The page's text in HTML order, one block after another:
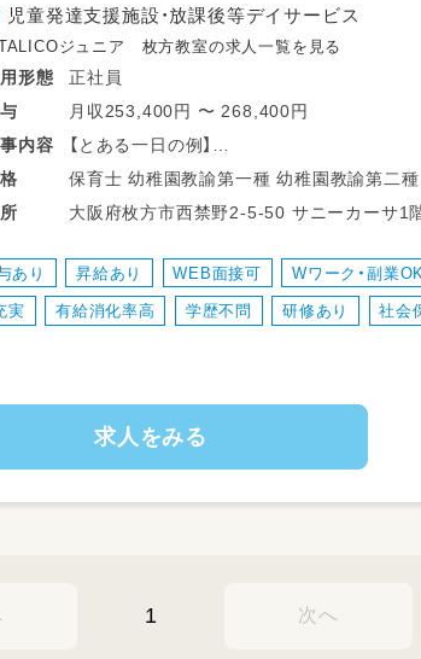
[18：30～19：00] 清掃
▼
[19：00～] 退社
お疲れ様でした!!お帰りの際はお気をつけ
-- 下記資格や経験が活かせます --
・児童指導員として2年以上経験がある方
・大学で社会福祉学、心理学、教育学、社会
・幼稚園教諭資格をお持ちの方
・教員免許をお持ちの方（科目は何でもOK）
・その他etc…
児童発達支援施設・放課後等デイサービス
ジュニア 枚方教室の求人一覧を見る
形態
正社員
月収253,400円 〜 268,400円
内容
【とある一日の例】
※教室によって変動します※
出勤｜幼稚園・保育園や小学校に訪問支援
↓
指導準備｜個別支援計画に沿って指導の準
ちゃやタブレットを使うことも。
す。
保育士 幼稚園教諭第一種 幼稚園教諭第二種 児童指導員任用資格（療育） 高等学校教
諭普通免許 中学校教諭普通免許 小学校教諭普通免許 社会福祉士 言語聴覚士 作業療
大阪府枚方市西禁野2-5-50 サニーカーサ1階 ■京阪本線・交野線「枚方市駅」東出口
あり 昇給あり WEB面接可 Wワーク・副業OK
実 有給消化率高 学歴不問 研修あり 社会
求人をみる
1 次へ